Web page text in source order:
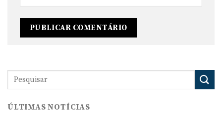
ÚLTIMAS NOTÍCIAS